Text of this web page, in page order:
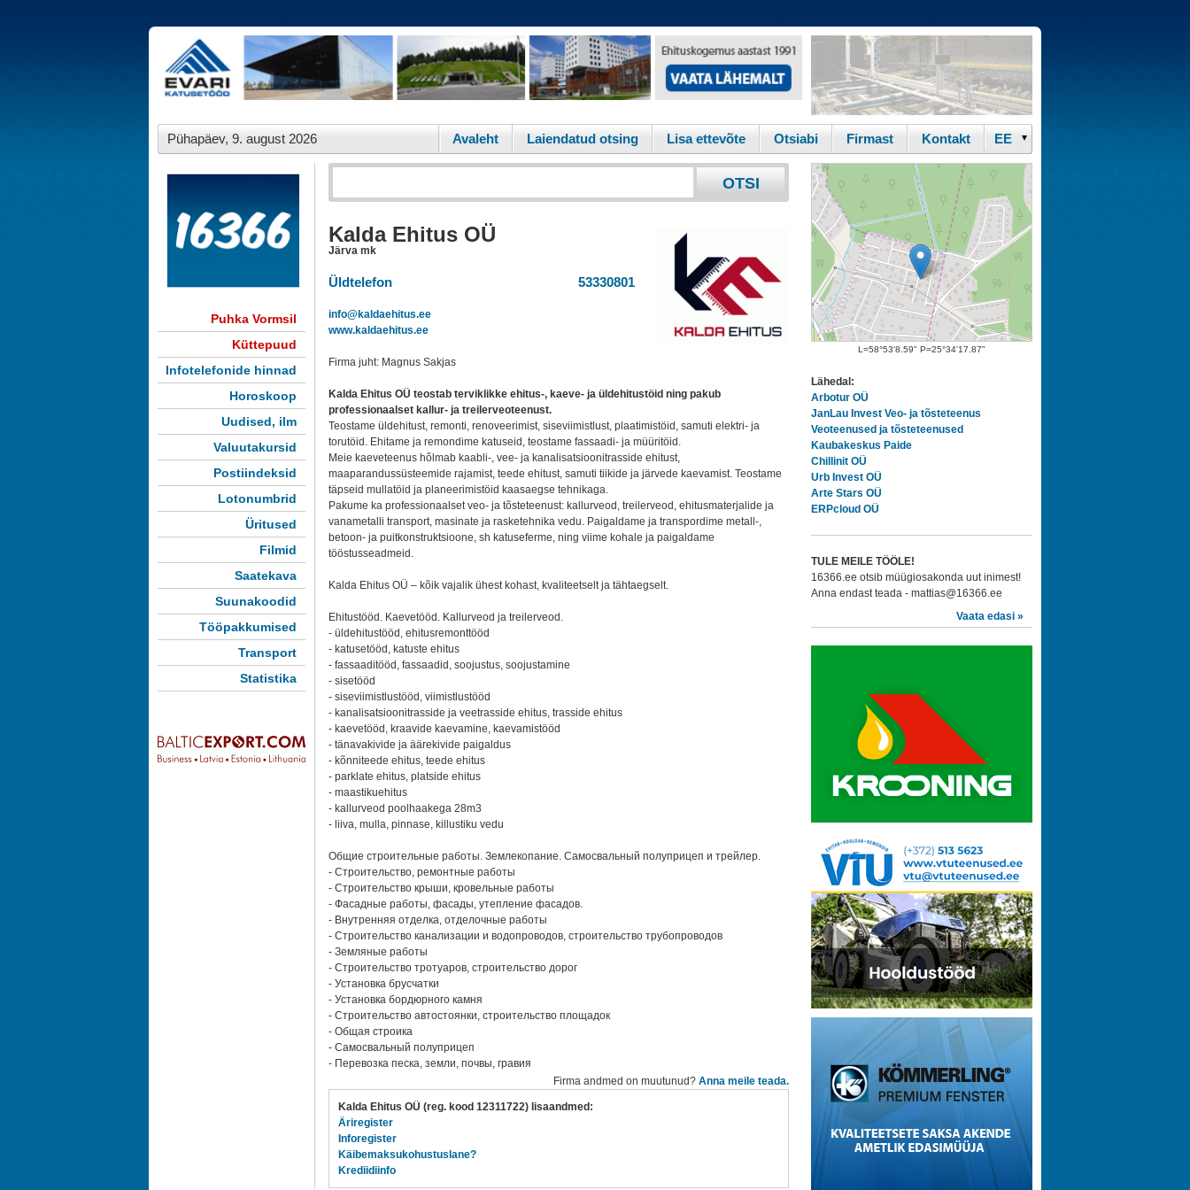
Pühapäev, 9. august 2026 Kontakt
Firmast
Otsiabi
Lisa ettevõte
Laiendatud otsing
Avaleht
Puhka Vormsil
Küttepuud
Infotelefonide hinnad
Horoskoop
Uudised, ilm
Valuutakursid
Postiindeksid
Lotonumbrid
Üritused
Filmid
Saatekava
Suunakoodid
Tööpakkumised
Transport
Statistika
Kalda Ehitus OÜ
Järva mk
Üldtelefon 53330801
info@kaldaehitus.ee
www.kaldaehitus.ee
Firma juht: Magnus Sakjas
Kalda Ehitus OÜ teostab terviklikke ehitus-, kaeve- ja üldehitustöid ning pakub
professionaalset kallur- ja treilerveoteenust.
Teostame üldehitust, remonti, renoveerimist, siseviimistlust, plaatimistöid, samuti elektri- ja
torutöid. Ehitame ja remondime katuseid, teostame fassaadi- ja müüritöid.
Meie kaeveteenus hõlmab kaabli-, vee- ja kanalisatsioonitrasside ehitust,
maaparandussüsteemide rajamist, teede ehitust, samuti tiikide ja järvede kaevamist. Teostame
täpseid mullatöid ja planeerimistöid kaasaegse tehnikaga.
Pakume ka professionaalset veo- ja tõsteteenust: kallurveod, treilerveod, ehitusmaterjalide ja
vanametalli transport, masinate ja rasketehnika vedu. Paigaldame ja transpordime metall-,
betoon- ja puitkonstruktsioone, sh katuseferme, ning viime kohale ja paigaldame
tööstusseadmeid.
Kalda Ehitus OÜ – kõik vajalik ühest kohast, kvaliteetselt ja tähtaegselt.
Ehitustööd. Kaevetööd. Kallurveod ja treilerveod.
- üldehitustööd, ehitusremonttööd
- katusetööd, katuste ehitus
- fassaaditööd, fassaadid, soojustus, soojustamine
- sisetööd
- siseviimistlustööd, viimistlustööd
- kanalisatsioonitrasside ja veetrasside ehitus, trasside ehitus
- kaevetööd, kraavide kaevamine, kaevamistööd
- tänavakivide ja äärekivide paigaldus
- kõnniteede ehitus, teede ehitus
- parklate ehitus, platside ehitus
- maastikuehitus
- kallurveod poolhaakega 28m3
- liiva, mulla, pinnase, killustiku vedu
Общие строительные работы. Землекопание. Самосвальный полуприцеп и трейлер.
- Строительство, ремонтные работы
- Строительство крыши, кровельные работы
- Фасадные работы, фасады, утепление фасадов.
- Внутренняя отделка, отделочные работы
- Строительство канализации и водопроводов, строительство трубопроводов
- Земляные работы
- Строительство тротуаров, строительство дорог
- Установка брусчатки
- Установка бордюрного камня
- Строительство автостоянки, строительство площадок
- Общая строика
- Самосвальный полуприцеп
- Перевозка песка, земли, почвы, гравия
Firma andmed on muutunud? Anna meile teada.
Kalda Ehitus OÜ (reg. kood 12311722) lisaandmed:
Äriregister
Inforegister
Käibemaksukohustuslane?
Krediidiinfo
L=58°53'8.59" P=25°34'17.87"
Lähedal:
Arbotur OÜ
JanLau Invest Veo- ja tõsteteenus
Veoteenused ja tõsteteenused
Kaubakeskus Paide
Chillinit OÜ
Urb Invest OÜ
Arte Stars OÜ
ERPcloud OÜ
TULE MEILE TÖÖLE!
16366.ee otsib müügiosakonda uut inimest!
Anna endast teada - mattias@16366.ee
Vaata edasi »